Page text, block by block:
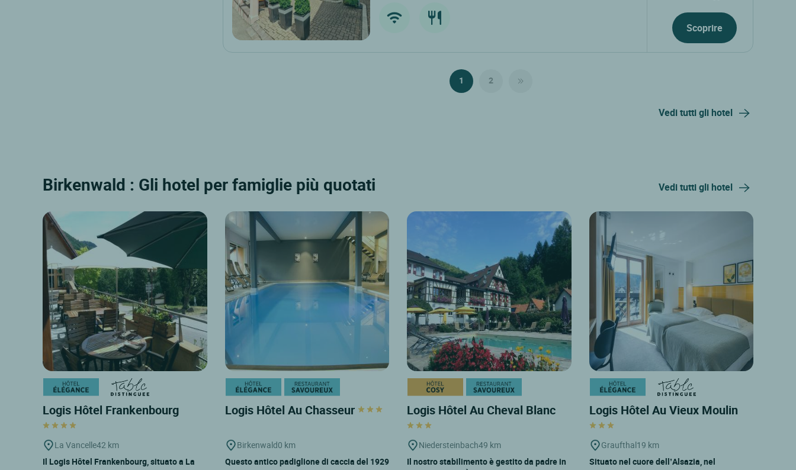
Scoprire
1 2
Vedi tutti gli hotel
Birkenwald : Gli hotel per famiglie più quotati Vedi tutti gli hotel
Logis Hôtel Frankenbourg
La Vancelle42 km
Il Logis Hôtel Frankenbourg, situato a La
Logis Hôtel Au Chasseur
Birkenwald0 km
Questo antico padiglione di caccia del 1929
Logis Hôtel Au Cheval Blanc
Niedersteinbach49 km
Il nostro stabilimento è gestito da padre in
Logis Hôtel Au Vieux Moulin
Graufthal19 km
Situato nel cuore dell’Alsazia, nel